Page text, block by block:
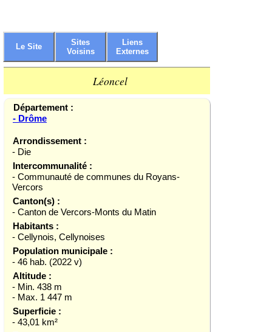
Le Site
Sites
Voisins
Liens
Externes
Léoncel
Département :
- Drôme
Arrondissement :
- Die
Intercommunalité :
- Communauté de communes du Royans-
Vercors
Canton(s) :
- Canton de Vercors-Monts du Matin
Habitants :
- Cellynois, Cellynoises
Population municipale :
- 46 hab. (2022 v)
Altitude :
- Min. 438 m
- Max. 1 447 m
Superficie :
- 43,01 km²